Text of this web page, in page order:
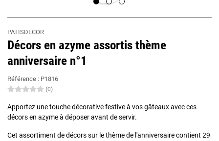
PATISDECOR
Décors en azyme assortis thème
anniversaire n°1
Référence : P1816
(0)
Apportez une touche décorative festive à vos gâteaux avec ces
décors en azyme à déposer avant de servir.
Cet assortiment de décors sur le thème de l'anniversaire contient 29